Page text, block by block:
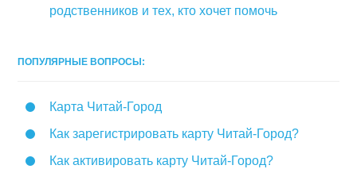
родственников и тех, кто хочет помочь
ПОПУЛЯРНЫЕ ВОПРОСЫ:
Карта Читай-Город
Как зарегистрировать карту Читай-Город?
Как активировать карту Читай-Город?